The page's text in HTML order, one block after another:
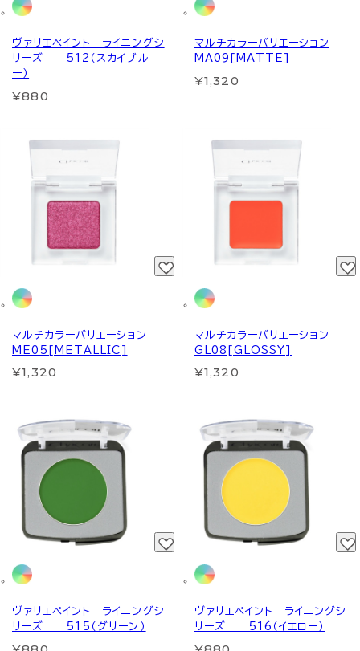
ヴァリエペイント ライニングシ
リーズ 512（スカイブル
ー）
¥880
マルチカラーバリエーション
MA09[MATTE]
¥1,320
マルチカラーバリエーション
ME05[METALLIC]
¥1,320
マルチカラーバリエーション
GL08[GLOSSY]
¥1,320
ヴァリエペイント ライニングシ
リーズ 515（グリーン）
ヴァリエペイント ライニングシ
リーズ 516（イエロー）